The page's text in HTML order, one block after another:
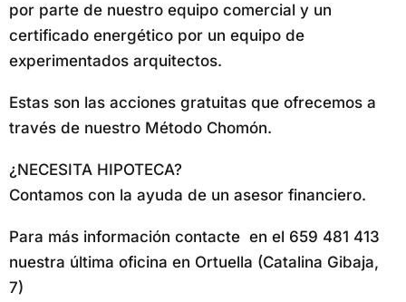
por parte de nuestro equipo comercial y un
certificado energético por un equipo de
experimentados arquitectos.
Estas son las acciones gratuitas que ofrecemos a
través de nuestro Método Chomón.
¿NECESITA HIPOTECA?
Contamos con la ayuda de un asesor financiero.
Para más información contacte en el 659 481 413
nuestra última oficina en Ortuella (Catalina Gibaja,
7)